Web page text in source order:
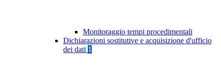
Monitoraggio tempi procedimentali
Dichiarazioni sostitutive e acquisizione d'ufficio
dei dati 1